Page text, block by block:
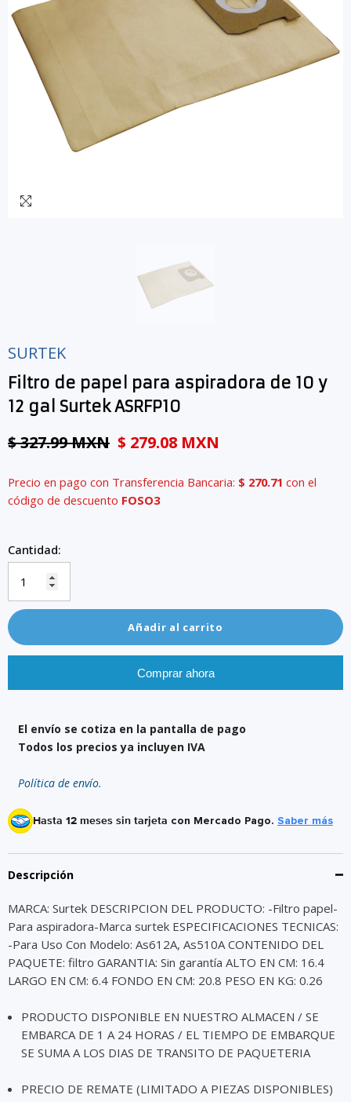
SURTEK
Filtro de papel para aspiradora de 10 y
12 gal Surtek ASRFP10
$ 327.99 MXN $ 279.08 MXN
Precio en pago con Transferencia Bancaria: $ 270.71 con el
código de descuento FOSO3
Cantidad:
Añadir al carrito
Comprar ahora
El envío se cotiza en la pantalla de pago
Todos los precios ya incluyen IVA
Política de envío.
Hasta 12 meses sin tarjeta con Mercado Pago. Saber más
Descripción
MARCA: Surtek DESCRIPCION DEL PRODUCTO: -Filtro papel-
Para aspiradora-Marca surtek ESPECIFICACIONES TECNICAS:
-Para Uso Con Modelo: As612A, As510A CONTENIDO DEL
PAQUETE: filtro GARANTIA: Sin garantía ALTO EN CM: 16.4
LARGO EN CM: 6.4 FONDO EN CM: 20.8 PESO EN KG: 0.26
PRODUCTO DISPONIBLE EN NUESTRO ALMACEN / SE
EMBARCA DE 1 A 24 HORAS / EL TIEMPO DE EMBARQUE
SE SUMA A LOS DIAS DE TRANSITO DE PAQUETERIA
PRECIO DE REMATE (LIMITADO A PIEZAS DISPONIBLES)